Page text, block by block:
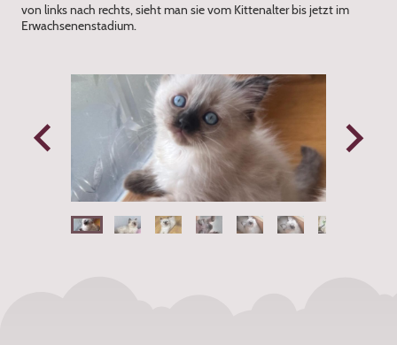
von links nach rechts, sieht man sie vom Kittenalter bis jetzt im
Erwachsenenstadium.